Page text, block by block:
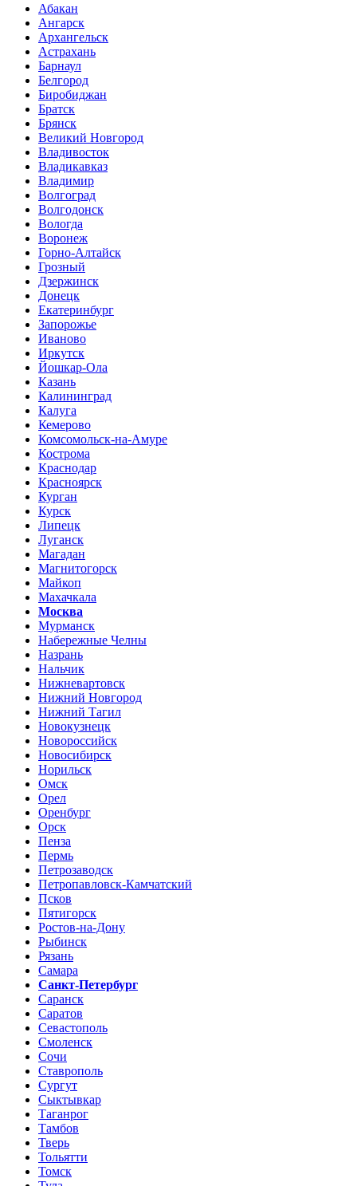
Абакан
Ангарск
Архангельск
Астрахань
Барнаул
Белгород
Биробиджан
Братск
Брянск
Великий Новгород
Владивосток
Владикавказ
Владимир
Волгоград
Волгодонск
Вологда
Воронеж
Горно-Алтайск
Грозный
Дзержинск
Донецк
Екатеринбург
Запорожье
Иваново
Иркутск
Йошкар-Ола
Казань
Калининград
Калуга
Кемерово
Комсомольск-на-Амуре
Кострома
Краснодар
Красноярск
Курган
Курск
Липецк
Луганск
Магадан
Магнитогорск
Майкоп
Махачкала
Москва
Мурманск
Набережные Челны
Назрань
Нальчик
Нижневартовск
Нижний Новгород
Нижний Тагил
Новокузнецк
Новороссийск
Новосибирск
Норильск
Омск
Орел
Оренбург
Орск
Пенза
Пермь
Петрозаводск
Петропавловск-Камчатский
Псков
Пятигорск
Ростов-на-Дону
Рыбинск
Рязань
Самара
Санкт-Петербург
Саранск
Саратов
Севастополь
Смоленск
Сочи
Ставрополь
Сургут
Сыктывкар
Таганрог
Тамбов
Тверь
Тольятти
Томск